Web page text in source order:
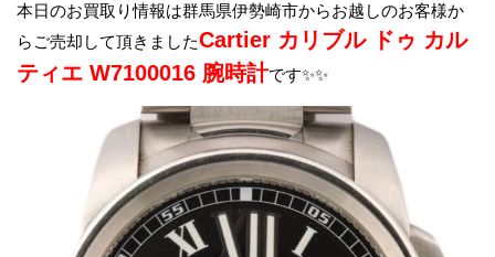
本日のお買取り情報は群馬県伊勢崎市からお越しのお客様か
らご売却して頂きましたCartier カリブル ドゥ カル
ティエ W7100016 腕時計です✨✨